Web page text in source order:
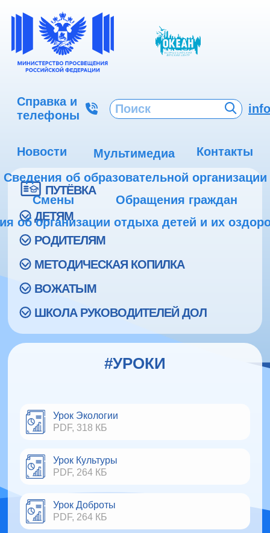
Справка и
телефоны
Новости Мультимедиа
Контакты
Сведения об образовательной организации
Смены
Обращения граждан
об организации отдыха детей и их
ПУТЁВКА
ДЕТЯМ
РОДИТЕЛЯМ
МЕТОДИЧЕСКАЯ КОПИЛКА
ВОЖАТЫМ
ШКОЛА РУКОВОДИТЕЛЕЙ ДОЛ
#УРОКИ
Урок Экологии
PDF, 318 КБ
Урок Культуры
PDF, 264 КБ
Урок Доброты
PDF, 264 КБ